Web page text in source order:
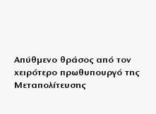
Απύθμενο θράσος από τον
χειρότερο πρωθυπουργό της
Μεταπολίτευσης